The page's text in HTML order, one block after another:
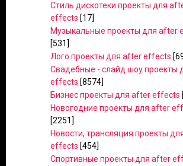
Стиль дискотеки проекты для
effects [17]
Музыкальные проекты для after
[531]
Лого проекты для after effects
Свадебные - слайд шоу проекты
effects [8574]
Бизнес проекты для after effects
Новогодние проекты для after
[2251]
Новости, трансляция проекты
effects [454]
Спортивные проекты для after